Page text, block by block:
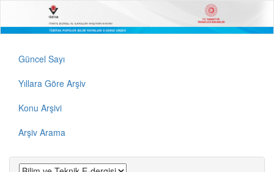
Güncel Sayı
Yıllara Göre Arşiv
Konu Arşivi
Arşiv Arama